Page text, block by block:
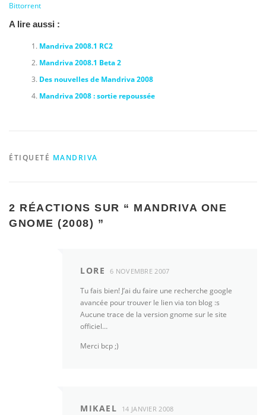
Bittorrent
A lire aussi :
Mandriva 2008.1 RC2
Mandriva 2008.1 Beta 2
Des nouvelles de Mandriva 2008
Mandriva 2008 : sortie repoussée
ÉTIQUETÉ MANDRIVA
2 RÉACTIONS SUR “ MANDRIVA ONE
GNOME (2008) ”
LORE 6 NOVEMBRE 2007
Tu fais bien! J’ai du faire une recherche google
avancée pour trouver le lien via ton blog :s
Aucune trace de la version gnome sur le site
officiel…
Merci bcp ;)
MIKAEL 14 JANVIER 2008